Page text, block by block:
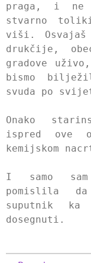
praga, i ne
stvarno
viši. Osvajaš
drukčije,
gradove
bismo
svuda po
Onako
ispred ove
kemijskom
I samo
pomislila
suputnik ka
dosegnuti.